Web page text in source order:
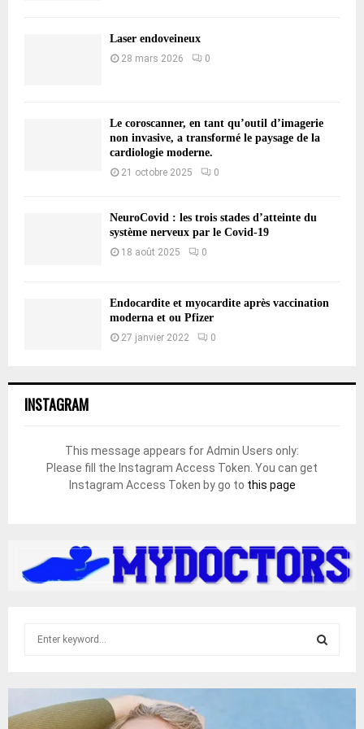
Laser endoveineux
28 mars 2026 0
Le coroscanner, en tant qu’outil d’imagerie
non invasive, a transformé le paysage de la
cardiologie moderne.
21 octobre 2025 0
NeuroCovid : les trois stades d’atteinte du
système nerveux par le Covid-19
18 août 2025 0
Endocardite et myocardite après vaccination
moderna et ou Pfizer
27 janvier 2022 0
INSTAGRAM
This message appears for Admin Users only:
Please fill the Instagram Access Token. You can get
Instagram Access Token by go to this page
h